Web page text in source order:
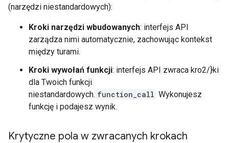
(narzędzi niestandardowych):
Kroki narzędzi wbudowanych: interfejs API
zarządza nimi automatycznie, zachowując kontekst
między turami.
Kroki wywołań funkcji: interfejs API zwraca kro2/}ki
dla Twoich funkcji
niestandardowych. function_call Wykonujesz
funkcję i podajesz wynik.
Krytyczne pola w zwracanych krokach